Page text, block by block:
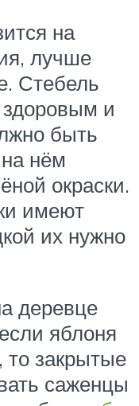
на
лучше
Стебель
и
быть
нём
окраски.
имеют
их нужно
деревце
яблоня
то закрытые
саженцы